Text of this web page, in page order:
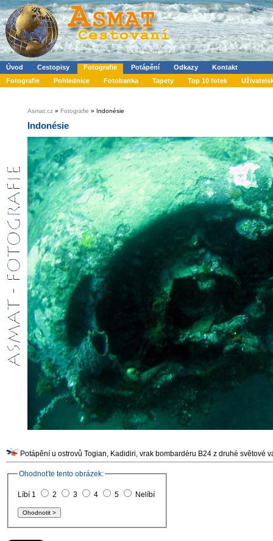
Úvod Cestopisy Fotografie Potápění Odkazy
Kontakt
Fotografie
Pohlednice Fotobanka Tapety Top 10 fotek
Asmat.cz » Fotografie » Indonésie
Indonésie
Ohodnoťte tento obrázek:
Líbí 1 2 3 4 5 Nelíbí